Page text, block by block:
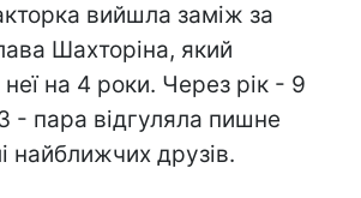
вийшла заміж за
Шахторіна, який
на 4 роки. Через рік - 9
- пара відгуляла пишне
найближчих друзів.